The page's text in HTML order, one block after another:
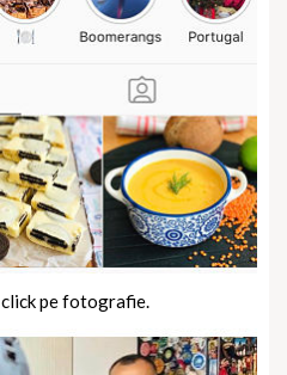
click pe fotografie.